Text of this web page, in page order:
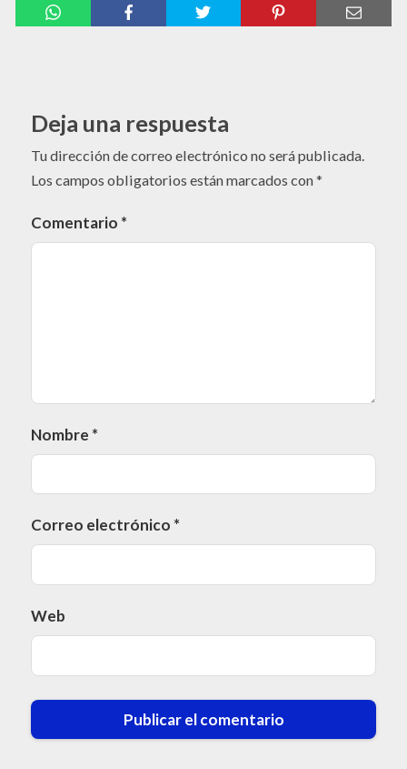
Deja una respuesta
Tu dirección de correo electrónico no será publicada.
Los campos obligatorios están marcados con*
Comentario *
Nombre *
Correo electrónico *
Web